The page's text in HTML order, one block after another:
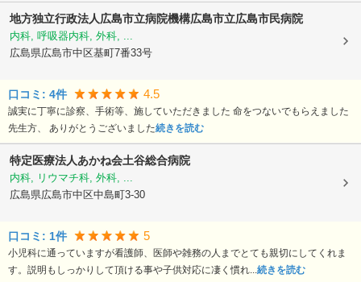
地方独立行政法人広島市立病院機構広島市立広島市民病院
内科, 呼吸器内科, 外科, ...
広島県広島市中区基町7番33号
口コミ: 4件 4.5
誠実に丁寧に診察、手術等、施していただきました 命をつないでもらえました
先生方、 ありがとうございました続きを読む
特定医療法人あかね会土谷総合病院
内科, リウマチ科, 外科, ...
広島県広島市中区中島町3-30
口コミ: 1件 5
小児科に通っていますが看護師、医師や雑務の人までとても親切にしてくれま
す。説明もしっかりして頂ける事や子供対応に凄く慣れ... 続きを読む